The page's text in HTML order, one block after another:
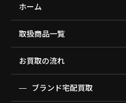
ホーム
取扱商品一覧
お買取の流れ
ブランド宅配買取